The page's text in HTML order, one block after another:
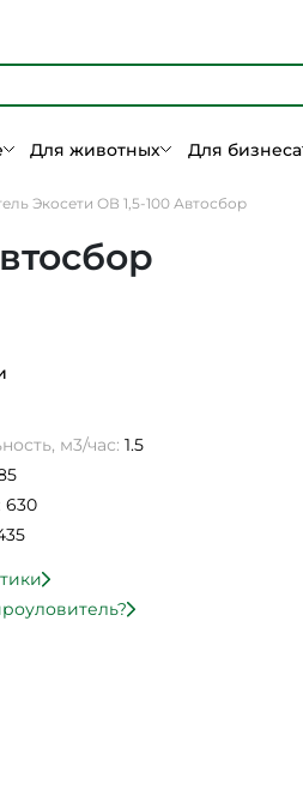
Для животных Для бизнеса
Экосети ОВ 1,5-100 Автосбор
м3/час: 1.5
630